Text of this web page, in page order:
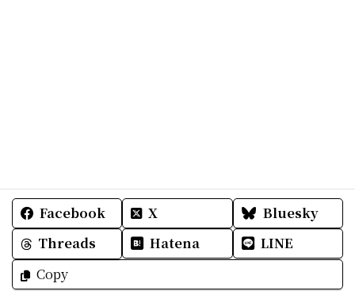
Facebook X
Bluesky
Threads
Hatena
LINE
Copy